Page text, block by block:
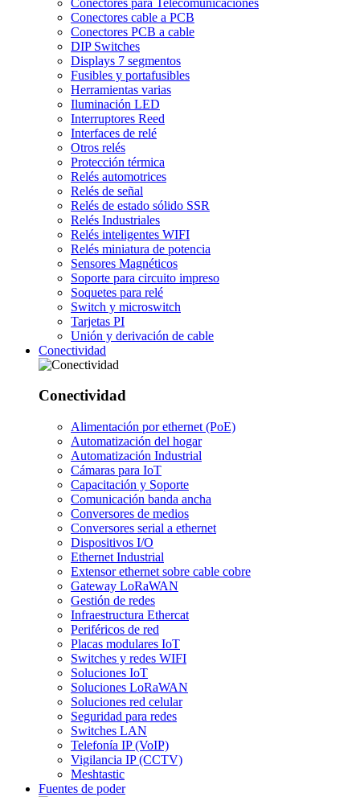
Conectores cable a PCB
Conectores PCB a cable
DIP Switches
Displays 7 segmentos
Fusibles y portafusibles
Herramientas varias
Iluminación LED
Interruptores Reed
Interfaces de relé
Otros relés
Protección térmica
Relés automotrices
Relés de señal
Relés de estado sólido SSR
Relés Industriales
Relés inteligentes WIFI
Relés miniatura de potencia
Sensores Magnéticos
Soporte para circuito impreso
Soquetes para relé
Switch y microswitch
Tarjetas PI
Unión y derivación de cable
Conectividad
Conectividad
Alimentación por ethernet (PoE)
Automatización del hogar
Automatización Industrial
Cámaras para IoT
Capacitación y Soporte
Comunicación banda ancha
Conversores de medios
Conversores serial a ethernet
Dispositivos I/O
Ethernet Industrial
Extensor ethernet sobre cable cobre
Gateway LoRaWAN
Gestión de redes
Infraestructura Ethercat
Periféricos de red
Placas modulares IoT
Switches y redes WIFI
Soluciones IoT
Soluciones LoRaWAN
Soluciones red celular
Seguridad para redes
Switches LAN
Telefonía IP (VoIP)
Vigilancia IP (CCTV)
Meshtastic
Fuentes de poder